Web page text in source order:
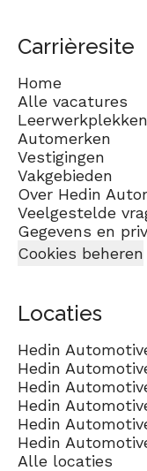
Carrièresite
Home
Alle vacatures
Automerken
Vestigingen
Vakgebieden
Over Hedin
Veelgestelde
Gegevens en
Cookies beheren
Locaties
Hedin
Hedin
Hedin
Hedin
Hedin
Hedin
Alle locaties